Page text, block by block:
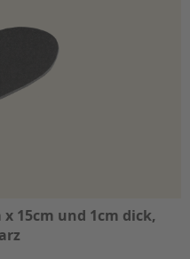
15cm und 1cm dick,